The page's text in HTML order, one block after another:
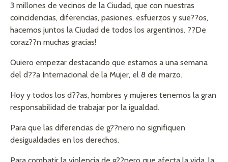
3 millones de vecinos de la Ciudad, que con nuestras
coincidencias, diferencias, pasiones, esfuerzos y sue??os,
hacemos juntos la Ciudad de todos los argentinos. ??De
coraz??n muchas gracias!
Quiero empezar destacando que estamos a una semana
del d??a Internacional de la Mujer, el 8 de marzo.
Hoy y todos los d??as, hombres y mujeres tenemos la gran
responsabilidad de trabajar por la igualdad.
Para que las diferencias de g??nero no signifiquen
desigualdades en los derechos.